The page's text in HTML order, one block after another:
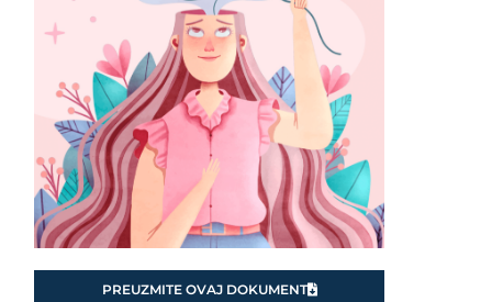
PREUZMITE OVAJ DOKUMENT